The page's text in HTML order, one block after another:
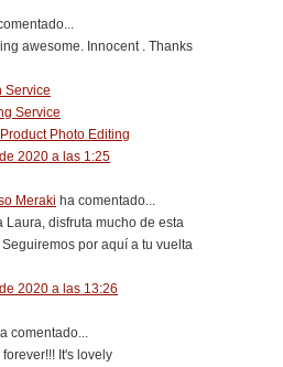
awesome. Innocent . Thanks
Service
Service
Photo Editing
2020 a las 1:25
Meraki ha comentado...
Laura, disfruta mucho de esta
por aquí a tu vuelta
2020 a las 13:26
comentado...
It's lovely